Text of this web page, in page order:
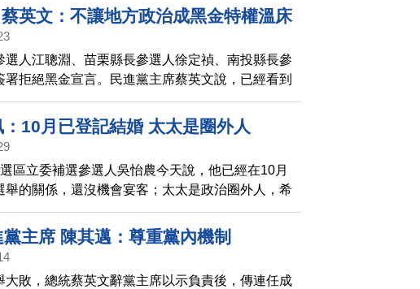
GDP將達到3萬5,510美元，成為東亞第一，這是全
，也要繼續保持下去。
英文：不讓地方政治成黑金特權溫床
選人江聰淵、苗栗縣長參選人徐定禎、南投縣長參
署拒絕黑金宣言。民進黨主席蔡英文說，已經看到
集結改革力量，才能杜絕黑金政治，不會讓地方政
的溫床。
10月已登記結婚 太太是圈外人
區立委補選參選人吳怡農今天說，他已經在10月
舉的關係，還沒機會宴客；太太是政治圈外人，希
空間，感謝外界關心和祝福。
主席 陳其邁：尊重黨內機制
大敗，總統蔡英文辭黨主席以示負責後，傳連任成